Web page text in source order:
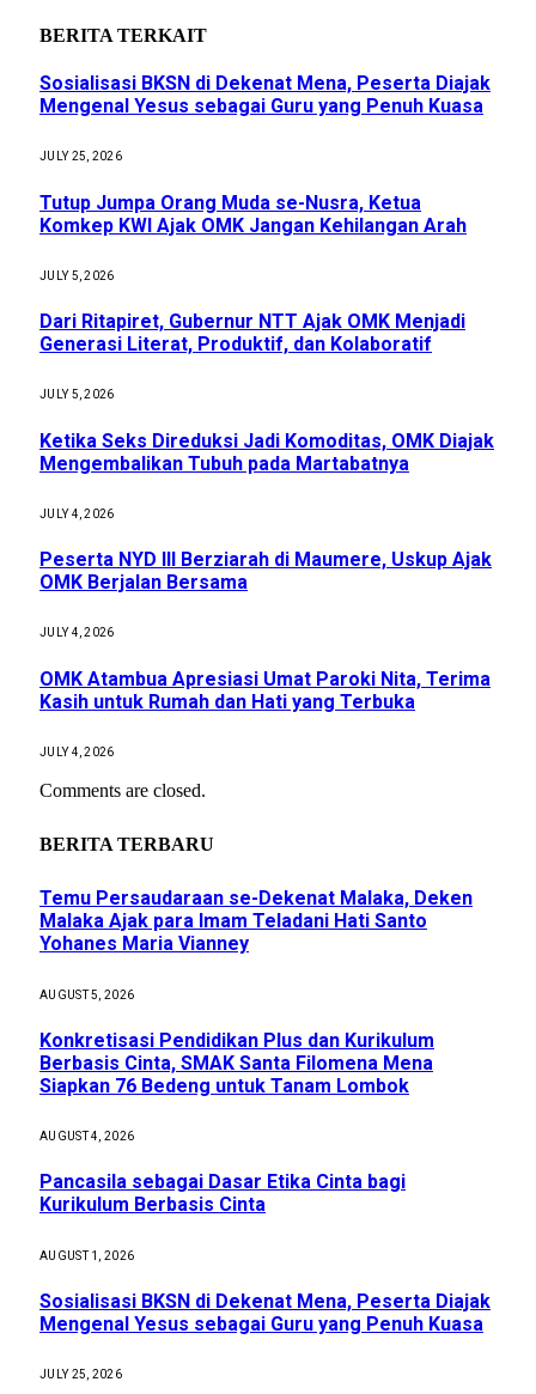
BERITA TERKAIT
Sosialisasi BKSN di Dekenat Mena, Peserta Diajak
Mengenal Yesus sebagai Guru yang Penuh Kuasa
JULY 25, 2026
Tutup Jumpa Orang Muda se-Nusra, Ketua
Komkep KWI Ajak OMK Jangan Kehilangan Arah
JULY 5, 2026
Dari Ritapiret, Gubernur NTT Ajak OMK Menjadi
Generasi Literat, Produktif, dan Kolaboratif
JULY 5, 2026
Ketika Seks Direduksi Jadi Komoditas, OMK Diajak
Mengembalikan Tubuh pada Martabatnya
JULY 4, 2026
Peserta NYD III Berziarah di Maumere, Uskup Ajak
OMK Berjalan Bersama
JULY 4, 2026
OMK Atambua Apresiasi Umat Paroki Nita, Terima
Kasih untuk Rumah dan Hati yang Terbuka
JULY 4, 2026
Comments are closed.
BERITA TERBARU
Temu Persaudaraan se-Dekenat Malaka, Deken
Malaka Ajak para Imam Teladani Hati Santo
Yohanes Maria Vianney
AUGUST 5, 2026
Konkretisasi Pendidikan Plus dan Kurikulum
Berbasis Cinta, SMAK Santa Filomena Mena
Siapkan 76 Bedeng untuk Tanam Lombok
AUGUST 4, 2026
Pancasila sebagai Dasar Etika Cinta bagi
Kurikulum Berbasis Cinta
AUGUST 1, 2026
Sosialisasi BKSN di Dekenat Mena, Peserta Diajak
Mengenal Yesus sebagai Guru yang Penuh Kuasa
JULY 25, 2026